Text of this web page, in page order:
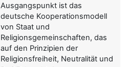
Ausgangspunkt ist das
deutsche Kooperationsmodell
von Staat und
Religionsgemeinschaften, das
auf den Prinzipien der
Religionsfreiheit, Neutralität und